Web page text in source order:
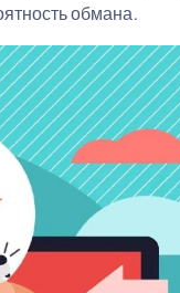
обмана.